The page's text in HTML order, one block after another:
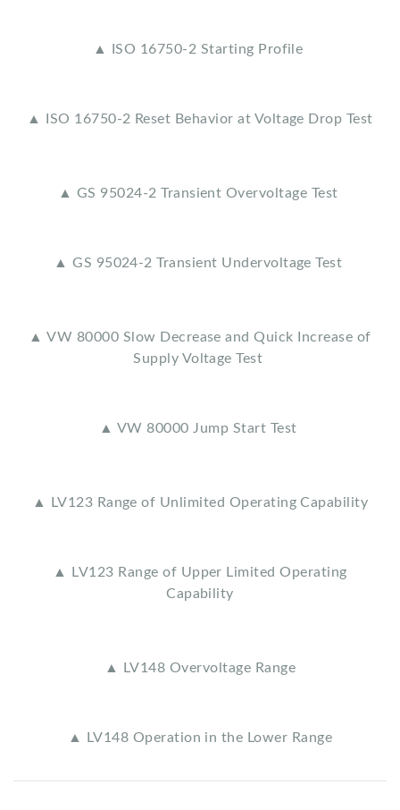
▲ ISO 16750-2 Starting Profile
▲ ISO 16750-2 Reset Behavior at Voltage Drop Test
▲ GS 95024-2 Transient Overvoltage Test
▲ GS 95024-2 Transient Undervoltage Test
▲ VW 80000 Slow Decrease and Quick Increase of
Supply Voltage Test
▲ VW 80000 Jump Start Test
▲ LV123 Range of Unlimited Operating Capability
▲ LV123 Range of Upper Limited Operating
Capability
▲ LV148 Overvoltage Range
▲ LV148 Operation in the Lower Range